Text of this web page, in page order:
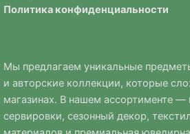
Политика конфиденциальности
Мы предлагаем уникальные
и авторские коллекции, которые
магазинах. В нашем ассортименте —
сервировки, сезонный декор,